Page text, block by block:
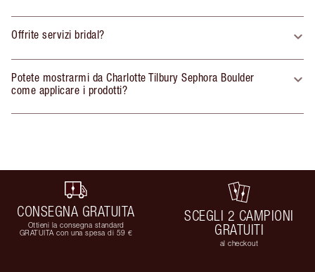
Offrite servizi bridal?
Potete mostrarmi da Charlotte Tilbury Sephora Boulder
come applicare i prodotti?
CONSEGNA GRATUITA
Ottieni la consegna standard
GRATUITA con una spesa di 59 €
SCEGLI 2 CAMPIONI
GRATUITI
al checkout